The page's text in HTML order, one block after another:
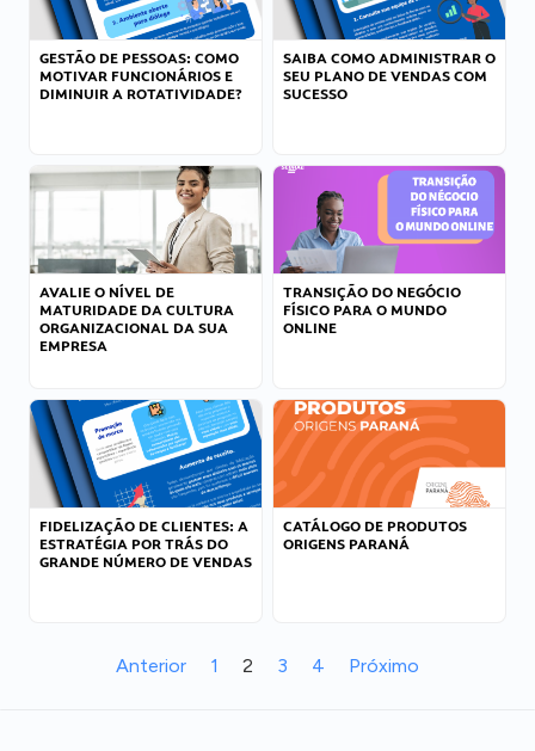
GESTÃO DE PESSOAS: COMO
MOTIVAR FUNCIONÁRIOS E
DIMINUIR A ROTATIVIDADE?
SAIBA COMO ADMINISTRAR O
SEU PLANO DE VENDAS COM
SUCESSO
AVALIE O NÍVEL DE
MATURIDADE DA CULTURA
ORGANIZACIONAL DA SUA
EMPRESA
TRANSIÇÃO DO NEGÓCIO
FÍSICO PARA O MUNDO
ONLINE
FIDELIZAÇÃO DE CLIENTES: A
ESTRATÉGIA POR TRÁS DO
GRANDE NÚMERO DE VENDAS
CATÁLOGO DE PRODUTOS
ORIGENS PARANÁ
Anterior 1 2 3 4 Próximo